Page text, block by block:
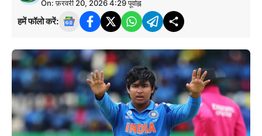
On: फ़रवरी 20, 2026 4:29 पूर्वाह्न
हमें फॉलो करें: